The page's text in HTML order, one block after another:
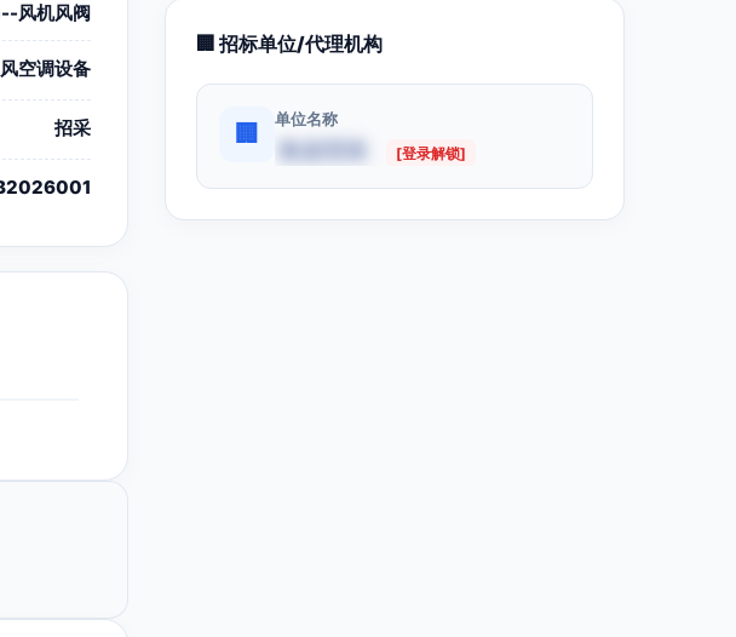
风机风阀
空调设备
招采
🏢 招标单位/代理机构
🏢
单位名称
[登录解锁]